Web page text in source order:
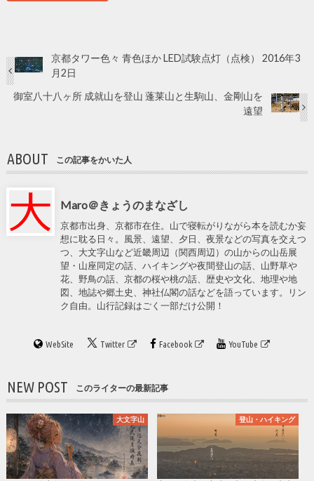
京都タワー色々 青色ほか LED試験点灯（点検） 2016年3
月2日
御室八十八ヶ所 成就山を登山 蓬莱山と生駒山、金剛山を
遠望
ABOUT この記事をかいた人
Maro＠きょうのまなざし
京都市出身、京都市在住。山で寝転がりながら本を読むか妄
想に耽る日々。風景、遠望、夕日、夜景などの写真を交えつ
つ、大文字山など近畿周辺（関西周辺）の山からの山岳展
望・山座同定の話、ハイキングや夜間登山の話、山野草や
花、野鳥の話、京都の桜や桃の話、歴史や文化、地理や地
図、地誌や郷土史、神社仏閣の話などを語っています。リン
ク自由。山行記録はごく一部だけ公開！
WebSite Twitter Facebook YouTube
NEW POST このライターの最新記事
大文字山 登山・ハイキング